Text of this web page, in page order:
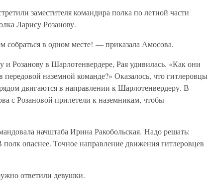
заместителя командира полка по летной части
Ларису Розанову.
собраться в одном месте! — приказала Амосова.
Розанову в Шарлотенвердере, Рая удивилась. «Как они
передовой наземной команде?» Оказалось, что гитлеровцы
двигаются в направлении к Шарлотенвердеру. В
с Розановой прилетели к наземникам, чтобы
начштаба Ирина Ракобольская. Надо решать:
опаснее. Точное направление движения гитлеровцев
ответили девушки.